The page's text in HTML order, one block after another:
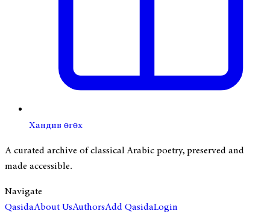
Хандив өгөх
A curated archive of classical Arabic poetry, preserved and
made accessible.
Navigate
QasidaAbout UsAuthorsAdd QasidaLogin